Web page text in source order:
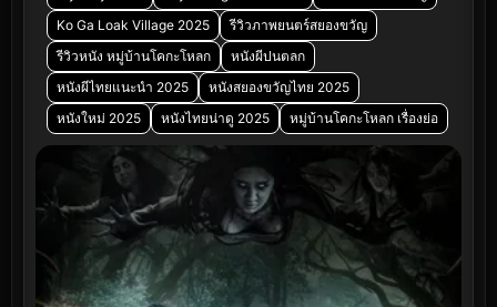
Ko Ga Loak Village 2025
รีวิวภาพยนตร์สยองขวัญ
รีวิวหนัง หมู่บ้านโคกะโหลก
หนังผีปนตลก
หนังผีไทยแนะนำ 2025
หนังสยองขวัญไทย 2025
หนังใหม่ 2025
หนังไทยน่าดู 2025 หมู่บ้านโคกะโหลก เรื่องย่อ